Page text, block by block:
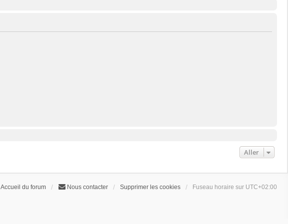
Aller
Accueil du forum Nous contacter Supprimer les cookies Fuseau horaire sur UTC+02:00